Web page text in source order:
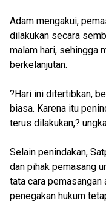
Adam mengakui,
dilakukan secara
malam hari, sehingga
berkelanjutan.
?Hari ini ditertibkan,
biasa. Karena itu
terus dilakukan,?
Selain penindakan,
dan pihak pemasang
tata cara pemasangan
penegakan hukum